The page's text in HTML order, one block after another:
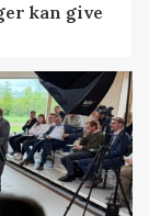
kan give